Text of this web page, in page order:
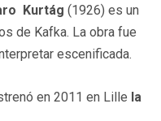
Kurtág (1926) es un
de Kafka. La obra fue
escenificada.
en 2011 en Lille la